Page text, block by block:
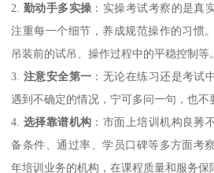
2. 勤动手多实操 ：实操考试考察的是真
注重每一个细节，养成规范操作的习惯
吊装前的试吊、操作过程中的平稳控制等。
3. 注意安全第一 ：无论在练习还是考试
遇到不确定的情况，宁可多问一句，也不
4. 选择靠谱机构 ：市面上培训机构良莠
备条件、通过率、学员口碑等多方面考
年培训业务的机构，在课程质量和服务保